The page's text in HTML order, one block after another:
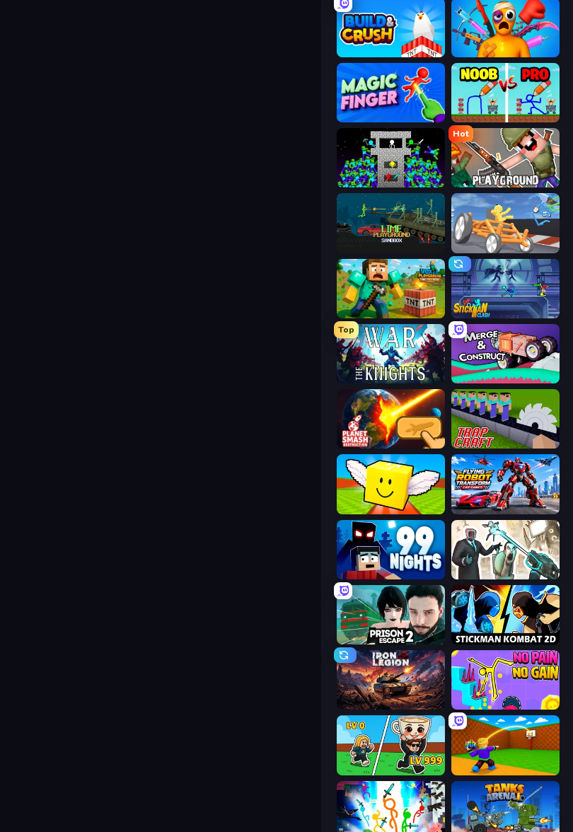
Build and Crush Fun Ragdoll Challenge!
Magic Finger 3D DOP Noob: Draw to Save
Stick Epic Fighter
Hot
Playground
Draw Crash Race
Voxel Playground: Ragdoll Noob Stickman Clash
Top
War the Knights Merge & Construct
Planet Smash Destruction Trap Craft
Lucky Brainrot Blocks Online Flying Robot Transform Car Games
99 Nights (Bloxd.io) Skibidi Toilets: Infection
Prison Escape 2 Stickman Kombat 2D
Iron Legion No Pain No Gain - Ragdoll Sandbox
Brainrot Arena Online Throw a Lucky Block